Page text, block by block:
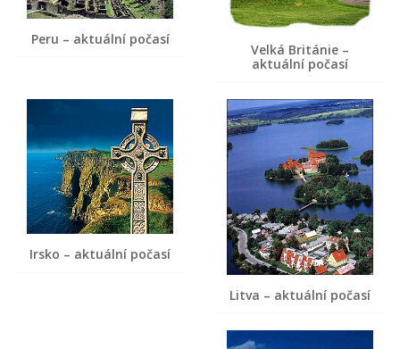
Peru – aktuální počasí
Velká Británie –
aktuální počasí
Irsko – aktuální počasí
Litva – aktuální počasí